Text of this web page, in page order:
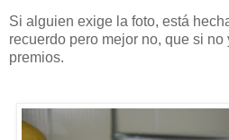
Si alguien exige la foto, está
recuerdo pero mejor no, que si no
premios.